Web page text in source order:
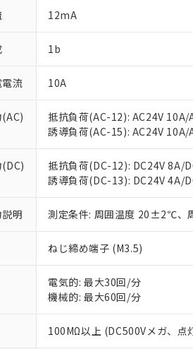
12mA
1b
流 10A
抵抗負荷(AC-12): AC24V
誘導負荷(AC-15): AC24V 10A/
抵抗負荷(DC-12): DC24V 8A/
誘導負荷(DC-13): DC24V 4A/
明 測定条件: 周囲温度 20±2℃、
ねじ締め端子 (M3.5)
電気的: 最大30回/分
機械的: 最大60回/分
100MΩ以上 (DC500Vメガ、点
正式な納期状況およ
当社販売員にご相談
オムロン制御機器販
在庫状況および標準
す。
マイパーツ機能（部
ている必要があります
が、当社の製品・サ
さい。
※当社の共同利用者と
いる法人を指します。
*EU RoHS指令（10物質）：
六価クロム(Cr(Ⅵ)) 1000ppm以下、
但し、RoHS指令で産業用監視お
フタル酸エステル類の４物質につ
※2 対応予定月
部品在庫の切り替え状況な
※3 非含有証明書ダウ
EU RoHS指令（10物質）
51物質の非含有証明書（当
※本証明書は発行日時点で
また、RoHS指令のフタル
混在することから備考欄に
既に当社にて対応品への
「×」：最大均質材料含有
「－」：未確認です。当社
Pb(鉛) :1000ppm、 Hg(水銀) :
DBP(フタル酸ジブチル) : 1000ppm
※2 環境保護使用期限
「ｅ」：有害物質（10物質
「10」：通常の使用状況下
味します。
「－」：未確認です。当社
う）を輸出または国
置等に一切使用いた
当社は、貴社製品を
また当社は、販売先
たしません。
記
説明
△ 一定数には満た
－
在庫なし(最新の
機器販売店・当
空
白
受注生産機種、